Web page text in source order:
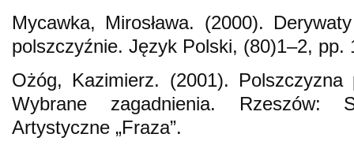
Mycawka, Mirosława. (2000).
polszczyźnie. Język Polski, (80)1–2, pp.
Ożóg, Kazimierz. (2001).
Wybrane zagadnienia. Rzeszów:
Artystyczne „Fraza”.